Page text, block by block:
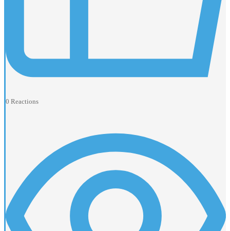
0 Reactions